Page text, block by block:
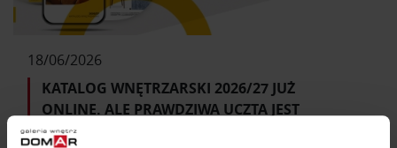
18/06/2026
KATALOG WNĘTRZARSKI 2026/27 JUŻ
ONLINE. ALE PRAWDZIWA UCZTA JEST
OFFLINE:)